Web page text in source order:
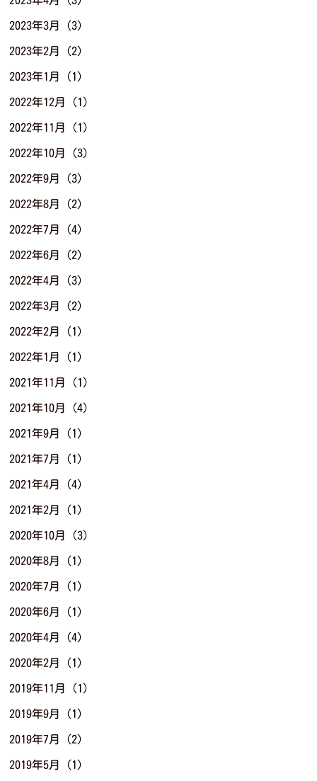
2023年3月 (3)
2023年2月 (2)
2023年1月 (1)
2022年12月 (1)
2022年11月 (1)
2022年10月 (3)
2022年9月 (3)
2022年8月 (2)
2022年7月 (4)
2022年6月 (2)
2022年4月 (3)
2022年3月 (2)
2022年2月 (1)
2022年1月 (1)
2021年11月 (1)
2021年10月 (4)
2021年9月 (1)
2021年7月 (1)
2021年4月 (4)
2021年2月 (1)
2020年10月 (3)
2020年8月 (1)
2020年7月 (1)
2020年6月 (1)
2020年4月 (4)
2020年2月 (1)
2019年11月 (1)
2019年9月 (1)
2019年7月 (2)
2019年5月 (1)